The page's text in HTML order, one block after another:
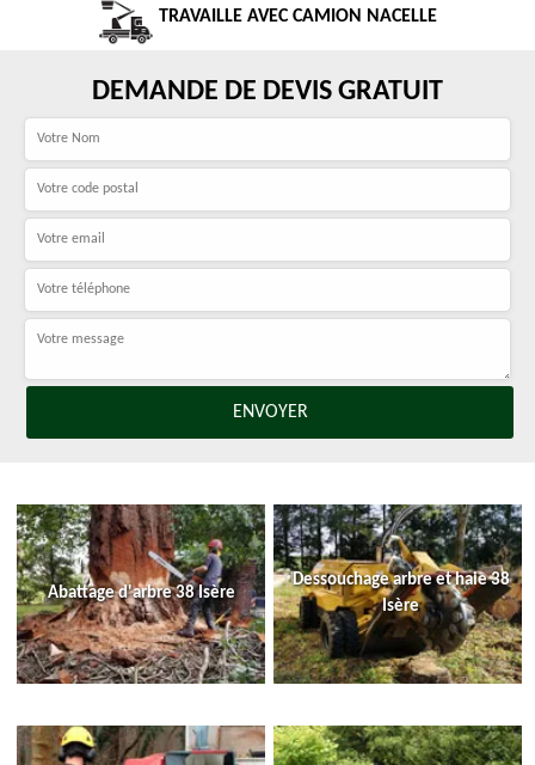
TRAVAILLE AVEC CAMION NACELLE
DEMANDE DE DEVIS GRATUIT
Abattage d'arbre 38 Isère
Dessouchage arbre et haie 38
Isère